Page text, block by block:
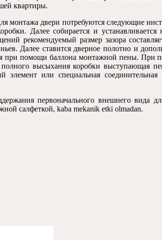
квартиры.
монтажа двери потребуются следующие
. Далее собирается и устанавливается
рекомендуемый размер зазора
. Далее ставится дверное полотно и
при помощи баллона монтажной пены. При
высыхания коробки выступающая
или специальная соединительная
первоначального внешнего вида
салфеткой, kaba mekanik etki olmadan.